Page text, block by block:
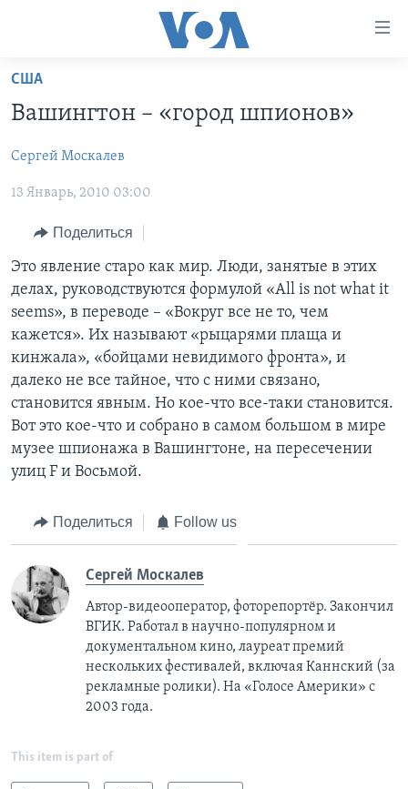
Перейти
основной
Перейти
навигации
поиск
АМЕРИКА
НОВОСТИ ЗА МИНУТУ
ИТОГИ
ПОЧЕМУ ЭТО ВАЖНО?
ДИСКУССИЯ VOA
НЬЮ-ЙОРК NEW YORK
АМЕРИКА. БОЛЬШОЕ ПУТЕШЕСТВИЕ
ПРОЕКТЫ
УЧИМ АНГЛИЙСКИЙ
НАША АМЕРИКАНСКАЯ ИСТОРИЯ
А КАК В АМЕРИКЕ?
АРТЕФАКТЫ
АМЕРИКАНСКИЕ ГОРОДКИ
ТЕСТЫ
ЭКСПЕРТИЗА
ИНТЕРВЬЮ
ФАКТЫ ПРОТИВ ФЕЙКОВ
ЗА СВОБОДУ ПРЕССЫ
УЧИМ АНГЛИЙСКИЙ
ВИДЕО
ПОДПИСКА НА НОВОСТИ
Языки
США
Вашингтон – «город шпионов»
Сергей Москалев
13 Январь, 2010 03:00
Поделиться
Это явление старо как мир. Люди, занятые в этих
делах, руководствуются формулой «All is not what it
seems», в переводе – «Вокруг все не то, чем
кажется». Их называют «рыцарями плаща и
кинжала», «бойцами невидимого фронта», и
далеко не все тайное, что с ними связано,
становится явным. Но кое-что все-таки становится.
Вот это кое-что и собрано в самом большом в мире
музее шпионажа в Вашингтоне, на пересечении
улиц F и Восьмой.
Поделиться Follow us
Сергей Москалев
Автор-видеооператор, фоторепортёр. Закончил
ВГИК. Работал в научно-популярном и
документальном кино, лауреат премий
нескольких фестивалей, включая Каннский (за
рекламные ролики). На «Голосе Америки» с
2003 года.
This item is part of